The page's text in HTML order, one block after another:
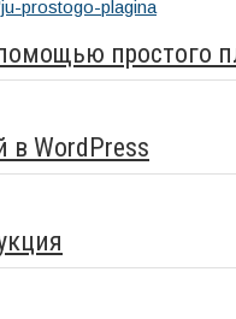
простого
WordPress